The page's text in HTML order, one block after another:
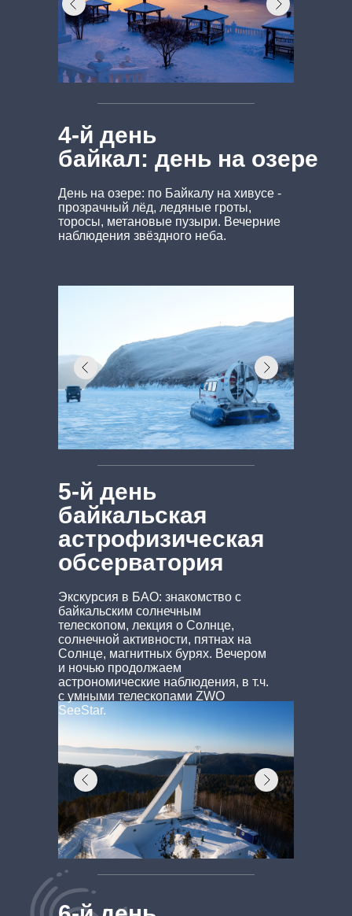
4-й день
байкал: день на озере
День на озере: по Байкалу на хивусе -
прозрачный лёд, ледяные гроты,
торосы, метановые пузыри. Вечерние
наблюдения звёздного неба.
5-й день
байкальская
астрофизическая
обсерватория
Экскурсия в БАО: знакомство с
байкальским солнечным
телескопом, лекция о Солнце,
солнечной активности, пятнах на
Солнце, магнитных бурях. Вечером
и ночью продолжаем
астрономические наблюдения, в т.ч.
с умными телескопами ZWO
SeeStar.